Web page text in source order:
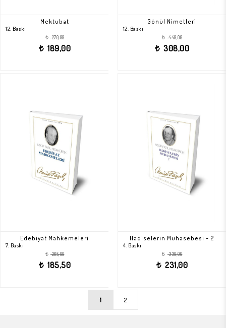
Mektubat
12. Baskı
t
270,00
t
189,00
Gönül Nimetleri
12. Baskı
t
440,00
t
308,00
Edebiyat Mahkemeleri
7. Baskı
t
265,00
t
185,50
Hadiselerin Muhasebesi - 2
4. Baskı
t
330,00
t
231,00
1 2